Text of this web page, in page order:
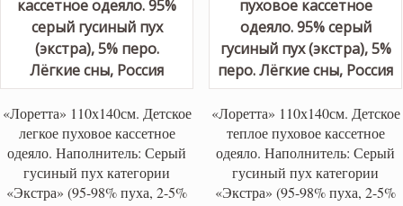
«Лоретта» 110х140см. Детское
легкое пуховое кассетное
одеяло. Наполнитель: Серый
гусиный пух категории
«Экстра» (95-98% пуха, 2-5%
«Лоретта» 110х140см. Детское
теплое пуховое кассетное
одеяло. Наполнитель: Серый
гусиный пух категории
«Экстра» (95-98% пуха, 2-5%